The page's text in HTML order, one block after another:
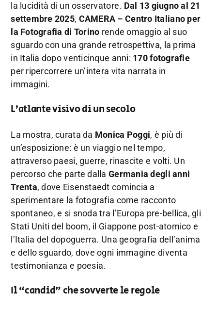
la lucidità di un osservatore. Dal 13 giugno al 21
settembre 2025, CAMERA – Centro Italiano per
la Fotografia di Torino rende omaggio al suo
sguardo con una grande retrospettiva, la prima
in Italia dopo venticinque anni: 170 fotografie
per ripercorrere un’intera vita narrata in
immagini.
L’atlante visivo di un secolo
La mostra, curata da Monica Poggi, è più di
un’esposizione: è un viaggio nel tempo,
attraverso paesi, guerre, rinascite e volti. Un
percorso che parte dallaGermania degli anni
Trenta, dove Eisenstaedt comincia a
sperimentare la fotografia come racconto
spontaneo, e si snoda tra l’Europa pre-bellica, gli
Stati Uniti del boom, il Giappone post-atomico e
l’Italia del dopoguerra. Una geografia dell’anima
e dello sguardo, dove ogni immagine diventa
testimonianza e poesia.
Il “candid” che sovverte le regole